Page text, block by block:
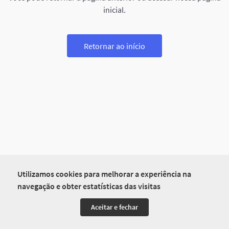
Utilizamos cookies para melhorar a experiência na
navegação e obter estatísticas das visitas
Aceitar e fechar
inicial.
Retornar ao início